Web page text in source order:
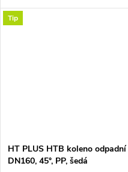
Tip
HT PLUS HTB koleno odpadní
DN160, 45°, PP, šedá